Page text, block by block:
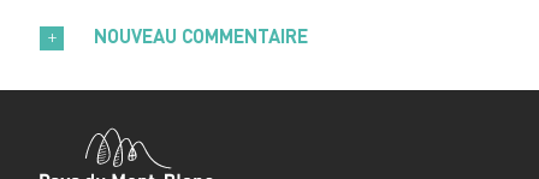
NOUVEAU COMMENTAIRE